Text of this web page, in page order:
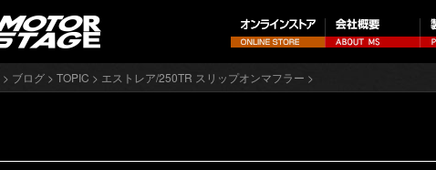
> ブログ > TOPIC > エストレア/250TR スリップオンマフラー >